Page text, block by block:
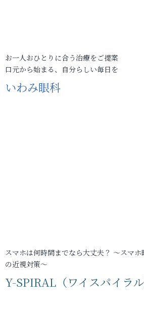
お一人おひとりに合う治療をご提案
口元から始まる、自分らしい毎日を
いわみ眼科
スマホは何時間までなら大丈夫？ ～スマ
の近視対策～
Y-SPIRAL（ワイスパイラル